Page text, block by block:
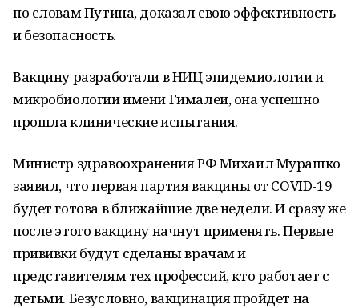
по словам Путина, доказал свою эффективность
и безопасность.
Вакцину разработали в НИЦ эпидемиологии и
микробиологии имени Гималеи, она успешно
прошла клинические испытания.
Министр здравоохранения РФ Михаил Мурашко
заявил, что первая партия вакцины от COVID-19
будет готова в ближайшие две недели. И сразу же
после этого вакцину начнут применять. Первые
прививки будут сделаны врачам и
представителям тех профессий, кто работает с
детьми. Безусловно, вакцинация пройдет на